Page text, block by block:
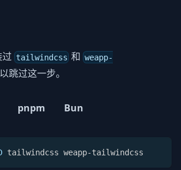
tailwindcss 和weapp-
跳过这一步。
pnpm Bun
tailwindcss weapp-tailwindcss